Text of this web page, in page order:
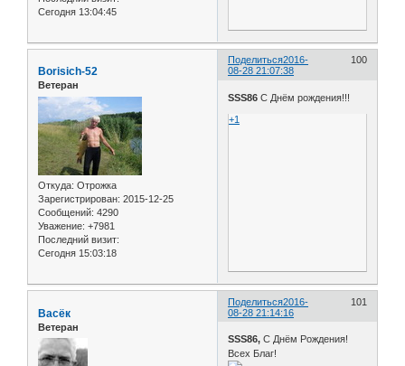
Сегодня 13:04:45
Поделиться 100
2016-
08-28 21:07:38
Borisich-52
Ветеран
Откуда: Отрожка
Зарегистрирован: 2015-12-25
Сообщений: 4290
Уважение: +7981
Последний визит:
Сегодня 15:03:18
SSS86 С Днём рождения!!!
+1
Поделиться 101
2016-
08-28 21:14:16
Васёк
Ветеран
SSS86, С Днём Рождения!
Всех Благ!